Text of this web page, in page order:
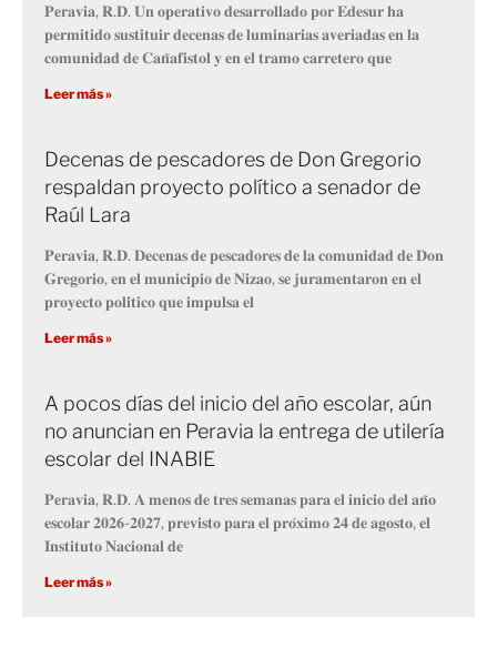
𝐏𝐞𝐫𝐚𝐯𝐢𝐚, 𝐑.𝐃. 𝐔𝐧 𝐨𝐩𝐞𝐫𝐚𝐭𝐢𝐯𝐨 𝐝𝐞𝐬𝐚𝐫𝐫𝐨𝐥𝐥𝐚𝐝𝐨 𝐩𝐨𝐫 𝐄𝐝𝐞𝐬𝐮𝐫 𝐡𝐚
𝐩𝐞𝐫𝐦𝐢𝐭𝐢𝐝𝐨 𝐬𝐮𝐬𝐭𝐢𝐭𝐮𝐢𝐫 𝐝𝐞𝐜𝐞𝐧𝐚𝐬 𝐝𝐞 𝐥𝐮𝐦𝐢𝐧𝐚𝐫𝐢𝐚𝐬 𝐚𝐯𝐞𝐫𝐢𝐚𝐝𝐚𝐬 𝐞𝐧 𝐥𝐚
𝐜𝐨𝐦𝐮𝐧𝐢𝐝𝐚𝐝 𝐝𝐞 𝐂𝐚𝐧̃𝐚𝐟𝐢𝐬𝐭𝐨𝐥 𝐲 𝐞𝐧 𝐞𝐥 𝐭𝐫𝐚𝐦𝐨 𝐜𝐚𝐫𝐫𝐞𝐭𝐞𝐫𝐨 𝐪𝐮𝐞
Leer más »
Decenas de pescadores de Don Gregorio
respaldan proyecto político a senador de
Raúl Lara
𝐏𝐞𝐫𝐚𝐯𝐢𝐚, 𝐑.𝐃. 𝐃𝐞𝐜𝐞𝐧𝐚𝐬 𝐝𝐞 𝐩𝐞𝐬𝐜𝐚𝐝𝐨𝐫𝐞𝐬 𝐝𝐞 𝐥𝐚 𝐜𝐨𝐦𝐮𝐧𝐢𝐝𝐚𝐝 𝐝𝐞 𝐃𝐨𝐧
𝐆𝐫𝐞𝐠𝐨𝐫𝐢𝐨, 𝐞𝐧 𝐞𝐥 𝐦𝐮𝐧𝐢𝐜𝐢𝐩𝐢𝐨 𝐝𝐞 𝐍𝐢𝐳𝐚𝐨, 𝐬𝐞 𝐣𝐮𝐫𝐚𝐦𝐞𝐧𝐭𝐚𝐫𝐨𝐧 𝐞𝐧 𝐞𝐥
𝐩𝐫𝐨𝐲𝐞𝐜𝐭𝐨 𝐩𝐨𝐥𝐢́𝐭𝐢𝐜𝐨 𝐪𝐮𝐞 𝐢𝐦𝐩𝐮𝐥𝐬𝐚 𝐞𝐥
Leer más »
A pocos días del inicio del año escolar, aún
no anuncian en Peravia la entrega de utilería
escolar del INABIE
𝐏𝐞𝐫𝐚𝐯𝐢𝐚, 𝐑.𝐃. 𝐀 𝐦𝐞𝐧𝐨𝐬 𝐝𝐞 𝐭𝐫𝐞𝐬 𝐬𝐞𝐦𝐚𝐧𝐚𝐬 𝐩𝐚𝐫𝐚 𝐞𝐥 𝐢𝐧𝐢𝐜𝐢𝐨 𝐝𝐞𝐥 𝐚𝐧̃𝐨
𝐞𝐬𝐜𝐨𝐥𝐚𝐫 𝟐𝟎𝟐𝟔-𝟐𝟎𝟐𝟕, 𝐩𝐫𝐞𝐯𝐢𝐬𝐭𝐨 𝐩𝐚𝐫𝐚 𝐞𝐥 𝐩𝐫𝐨́𝐱𝐢𝐦𝐨 𝟐𝟒 𝐝𝐞 𝐚𝐠𝐨𝐬𝐭𝐨, 𝐞𝐥
𝐈𝐧𝐬𝐭𝐢𝐭𝐮𝐭𝐨 𝐍𝐚𝐜𝐢𝐨𝐧𝐚𝐥 𝐝𝐞
Leer más »